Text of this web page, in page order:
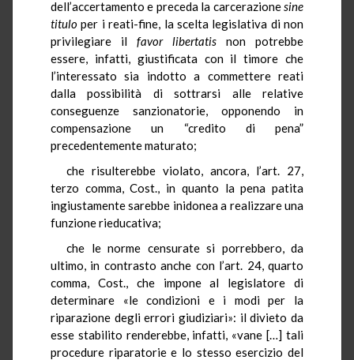
dell’accertamento e preceda la carcerazionesine
tituloper i reati-fine, la scelta legislativa di non
privilegiare il favorlibertatis non potrebbe
essere, infatti, giustificata con il timore che
l’interessato sia indotto a commettere reati
dalla possibilità di sottrarsi alle relative
conseguenze sanzionatorie, opponendo in
compensazione un “credito di pena”
precedentemente maturato;
che risulterebbe violato, ancora, l’art. 27,
terzo comma, Cost., in quanto la pena patita
ingiustamente sarebbe inidonea a realizzare una
funzione rieducativa;
che le norme censurate si porrebbero, da
ultimo, in contrasto anche con l’art. 24, quarto
comma, Cost., che impone al legislatore di
determinare «le condizioni e i modi per la
riparazione degli errori giudiziari»: il divieto da
esse stabilito renderebbe, infatti, «vane […] tali
procedure riparatorie e lo stesso esercizio del